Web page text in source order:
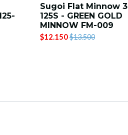
Sugoi Flat Minnow 3
125S - GREEN GOLD
MINNOW FM-009
$12.150$13.500